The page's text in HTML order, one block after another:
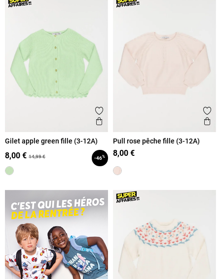
Ajouter aux favoris
Aperçu rapide
Gilet apple green fille (3-12A)
8,00 € 14,99 € -46%
Pull rose pêche fille (3-12A)
8,00 €